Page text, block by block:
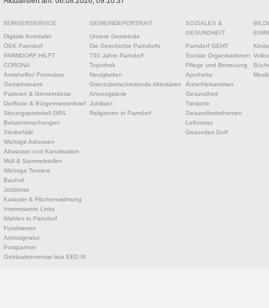
BÜRGERSERVICE
Digitale Amtstafel
ÖEK Parndorf
PARNDORF HILFT
CORONA
Amtshelfer/ Formulare
Gemeindeamt
Parteien & Gemeinderat
Dorfbote & Bürgermeisterbrief
Sitzungsprotokoll GRS
Bekanntmachungen
Sterbefälle
Wichtige Adressen
Abwasser und Kanalisation
Müll & Sammelstellen
Wichtige Termine
Bauhof
Jobbörse
Kataster & Flächenwidmung
Interessante Links
Wahlen in Parndorf
Fundwesen
Amtssignatur
Postpartner
Gebäudeinventar laut EED III
GEMEINDEPORTRAIT
Unsere Gemeinde
Die Geschichte Parndorfs
750 Jahre Parndorf
Topothek
Neuigkeiten
Grenzüberschreitende Aktivitäten
Ahnengalerie
Jubiläen
Religionen in Parndorf
SOZIALES &
GESUNDHEIT
Parndorf GEHT
Soziale Organisationen
Pflege und Betreuung
Apotheke
Ärzte/Hebammen
Gesundheit
Tierärzte
Gesundheitsthemen
Leihomas
Gesundes Dorf